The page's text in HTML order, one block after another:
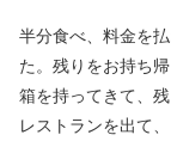
半分食べ、料金を
た。残りをお持ち帰
箱を持ってきて、
レストランを出て